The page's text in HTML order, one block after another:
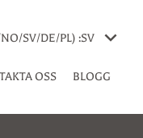
SV/DE/PL) :SV
OSS BLOGG